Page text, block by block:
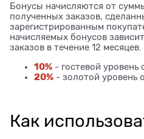
Бонусы начисляются от
полученных заказов,
зарегистрированным
начисляемых бонусов
заказов в течение 12 месяцев.
10% - гостевой уровень
20% - золотой уровень
Как